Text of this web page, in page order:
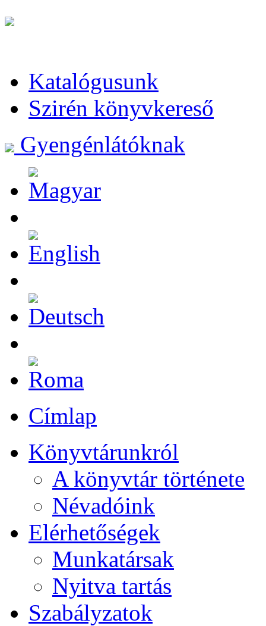
Katalógusunk
Szirén könyvkereső
Gyengénlátóknak
Címlap
Könyvtárunkról
A könyvtár története
Névadóink
Elérhetőségek
Munkatársak
Nyitva tartás
Szabályzatok